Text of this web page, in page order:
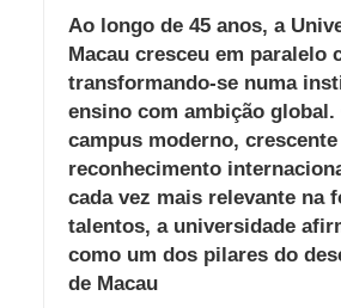
Ao longo de 45 anos, a
Macau cresceu em paralelo
transformando-se numa
ensino com ambição global.
campus moderno, crescente
reconhecimento
cada vez mais relevante na
talentos, a universidade
como um dos pilares do
de Macau